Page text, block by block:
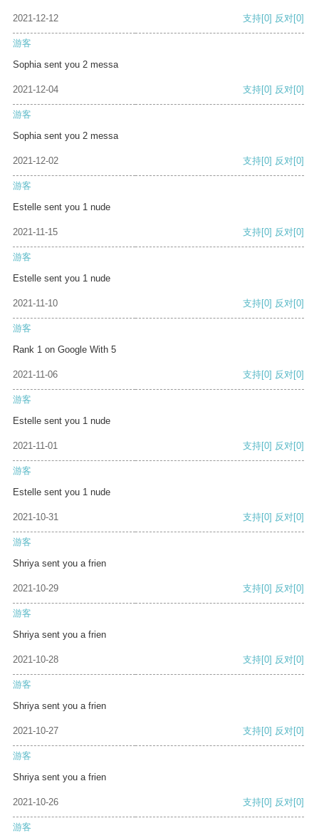
2021-12-12 支持[0] 反对[0]
游客
Sophia sent you 2 messa
2021-12-04 支持[0] 反对[0]
游客
Sophia sent you 2 messa
2021-12-02 支持[0] 反对[0]
游客
Estelle sent you 1 nude
2021-11-15 支持[0] 反对[0]
游客
Estelle sent you 1 nude
2021-11-10 支持[0] 反对[0]
游客
Rank 1 on Google With 5
2021-11-06 支持[0] 反对[0]
游客
Estelle sent you 1 nude
2021-11-01 支持[0] 反对[0]
游客
Estelle sent you 1 nude
2021-10-31 支持[0] 反对[0]
游客
Shriya sent you a frien
2021-10-29 支持[0] 反对[0]
游客
Shriya sent you a frien
2021-10-28 支持[0] 反对[0]
游客
Shriya sent you a frien
2021-10-27 支持[0] 反对[0]
游客
Shriya sent you a frien
2021-10-26 支持[0] 反对[0]
游客